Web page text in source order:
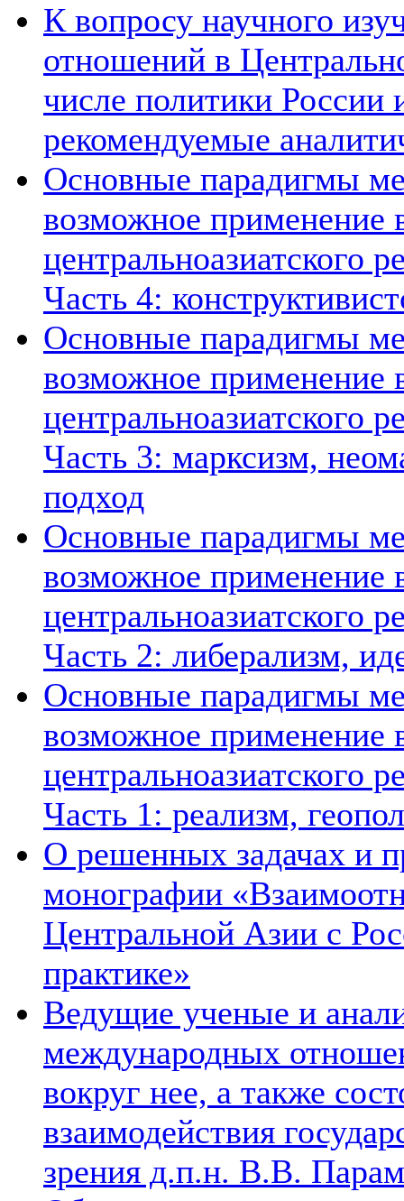
К вопросу научного
отношений в
числе политики России
рекомендуемые
Основные парадигмы
возможное применение
центральноазиатского
Часть 4:
Основные парадигмы
возможное применение
центральноазиатского
Часть 3: марксизм,
подход
Основные парадигмы
возможное применение
центральноазиатского
Часть 2: либерализм,
Основные парадигмы
возможное применение
центральноазиатского
Часть 1: реализм,
О решенных задачах и
монографии
Центральной Азии с
практике»
Ведущие ученые и
международных
вокруг нее, а также
взаимодействия
зрения д.п.н. В.В.